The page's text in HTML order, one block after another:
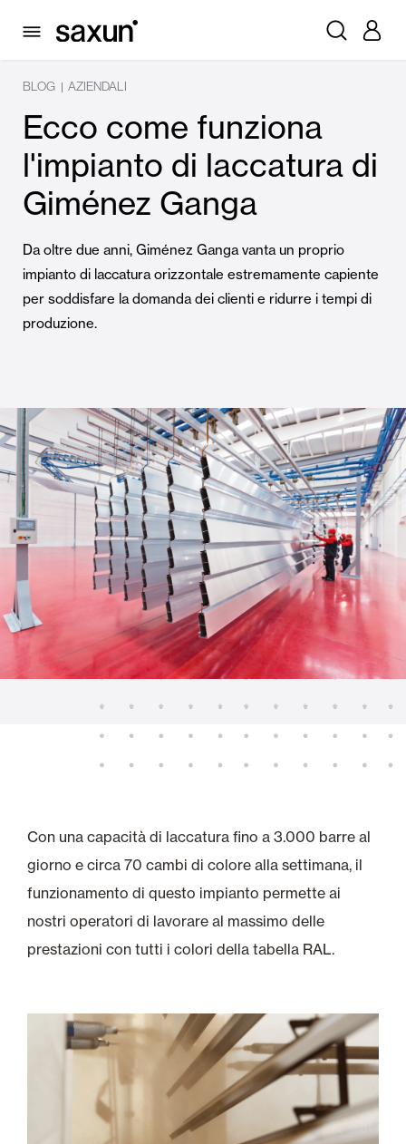
BLOG | AZIENDALI
Ecco come funziona
l'impianto di laccatura di
Giménez Ganga
Da oltre due anni, Giménez Ganga vanta un proprio
impianto di laccatura orizzontale estremamente capiente
per soddisfare la domanda dei clienti e ridurre i tempi di
produzione.
Con una capacità di laccatura fino a 3.000 barre al
giorno e circa 70 cambi di colore alla settimana, il
funzionamento di questo impianto permette ai
nostri operatori di lavorare al massimo delle
prestazioni con tutti i colori della tabella RAL.